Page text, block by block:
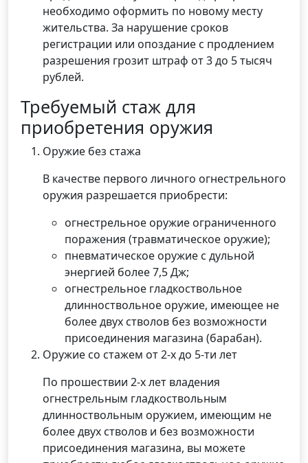
необходимо оформить по новому месту
жительства. За нарушение сроков
регистрации или опоздание с продлением
разрешения грозит штраф от 3 до 5 тысяч
рублей.
Требуемый стаж для
приобретения оружия
Оружие без стажа
В качестве первого личного огнестрельного
оружия разрешается приобрести:
огнестрельное оружие ограниченного
поражения (травматическое оружие);
пневматическое оружие с дульной
энергией более 7,5 Дж;
огнестрельное гладкоствольное
длинноствольное оружие, имеющее не
более двух стволов без возможности
присоединения магазина (барабан).
Оружие со стажем от 2-х до 5-ти лет
По прошествии 2-х лет владения
огнестрельным гладкоствольным
длинноствольным оружием, имеющим не
более двух стволов и без возможности
присоединения магазина, вы можете